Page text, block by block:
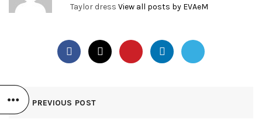
Taylor dress View all posts by EVAeM
PREVIOUS POST